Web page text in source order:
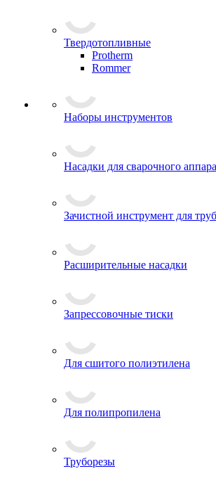
Твердотопливные
Protherm
Rommer
Наборы инструментов
Насадки для сварочного
Зачистной инструмент для труб
Расширительные насадки
Запрессовочные тиски
Для сшитого полиэтилена
Для полипропилена
Труборезы